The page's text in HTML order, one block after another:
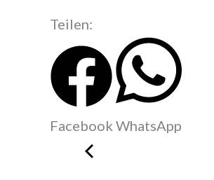
Teilen:
Facebook WhatsApp